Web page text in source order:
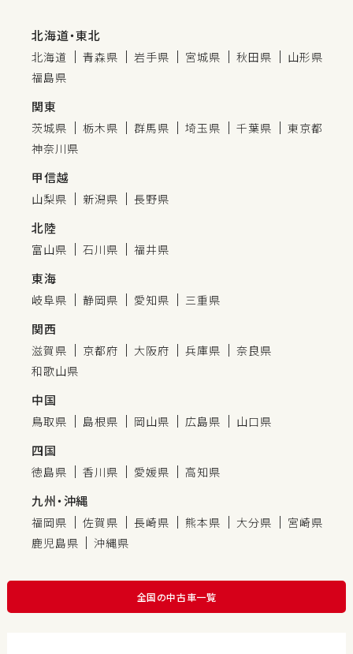
北海道・東北
北海道 青森県 岩手県 宮城県 秋田県
山形県
福島県
関東
茨城県 栃木県 群馬県 埼玉県 千葉県
東京都
神奈川県
甲信越
山梨県 新潟県 長野県
北陸
富山県 石川県 福井県
東海
岐阜県 静岡県 愛知県 三重県
関西
滋賀県 京都府 大阪府 兵庫県
奈良県
和歌山県
中国
鳥取県 島根県 岡山県 広島県 山口県
四国
徳島県 香川県 愛媛県 高知県
九州・沖縄
福岡県 佐賀県 長崎県 熊本県 大分県
宮崎県
鹿児島県
沖縄県
全国の中古車一覧